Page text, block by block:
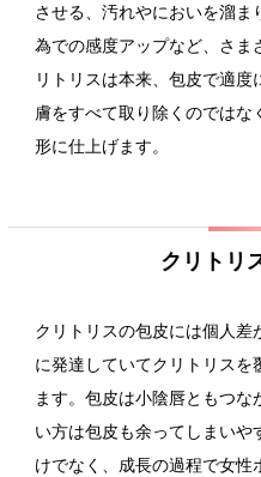
させる、汚れやにおいを溜ま
為での感度アップなど、さま
リトリスは本来、包皮で適
膚をすべて取り除くのではな
形に仕上げます。
クリトリ
クリトリスの包皮には個人差
に発達していてクリトリスを
ます。包皮は小陰唇ともつな
い方は包皮も余ってしまいや
けでなく、成長の過程で女性